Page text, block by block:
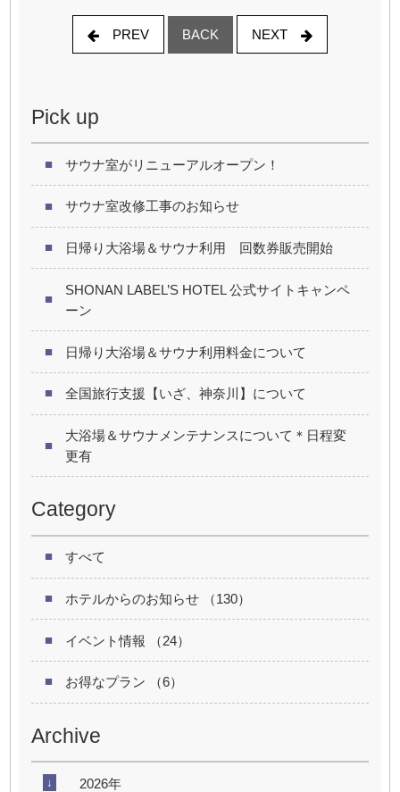
PREV BACK NEXT
Pick up
サウナ室がリニューアルオープン！
サウナ室改修工事のお知らせ
日帰り大浴場＆サウナ利用 回数券販売開始
SHONAN LABEL’S HOTEL 公式サイトキャンペ
ーン
日帰り大浴場＆サウナ利用料金について
全国旅行支援【いざ、神奈川】について
大浴場＆サウナメンテナンスについて＊日程変
更有
Category
すべて
ホテルからのお知らせ （130）
イベント情報 （24）
お得なプラン （6）
Archive
2026年